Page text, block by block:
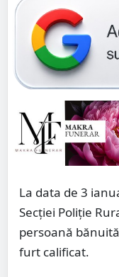
La data de 3
Secției Poliție
persoană
furt calificat.